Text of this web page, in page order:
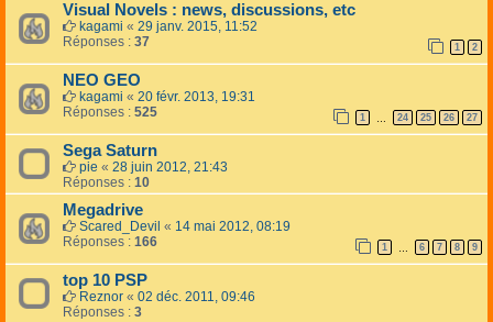
Visual Novels : news, discussions, etc
kagami « 29 janv. 2015, 11:52
Réponses : 37 1 2
NEO GEO
kagami « 20 févr. 2013, 19:31
Réponses : 525 1 … 24 25 26 27
Sega Saturn
pie « 28 juin 2012, 21:43
Réponses : 10
Megadrive
Scared_Devil « 14 mai 2012, 08:19
Réponses : 166 1 … 6 7 8 9
top 10 PSP
Reznor « 02 déc. 2011, 09:46
Réponses : 3